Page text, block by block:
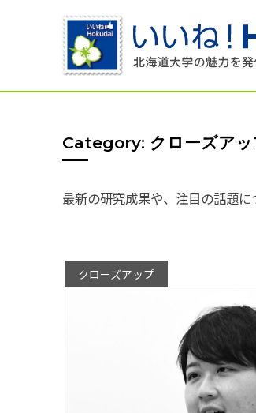
Category: クローズアッ
最新の研究成果や、注目の話題に
クローズアップ